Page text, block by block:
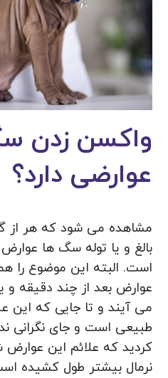
واکسن زدن
عوارضی دارد؟
مشاهده می‌ شود که هر
بالغ و یا توله سگ ها
است. البته این موضوع را
عوارض بعد از چند دقیقه و
می‌ آیند و تا جایی که این
طبیعی است و جای نگرانی
کردید که علائم این
نرمال بیشتر طول کشیده